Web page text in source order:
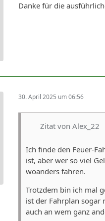
Danke für die
30. April 2025 um 06:56
Zitat von Alex_22
Ich finde den Feuer-
ist, aber wer so viel
woanders fahren.
Trotzdem bin ich mal
ist der Fahrplan sogar
auch an wem ganz